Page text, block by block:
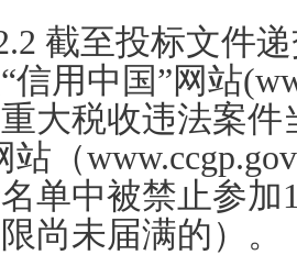
截至投标文件
信用中国”网站
大税收违法案
站（
单中被禁止参加
尚未届满的）。